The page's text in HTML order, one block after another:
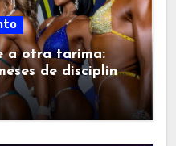
a otra tarima:
de disciplina
entendió